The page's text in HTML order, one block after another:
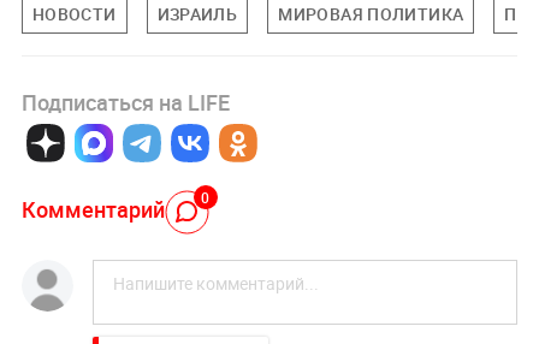
НОВОСТИ ИЗРАИЛЬ МИРОВАЯ ПОЛИТИКА
Подписаться на LIFE
Комментарий 0